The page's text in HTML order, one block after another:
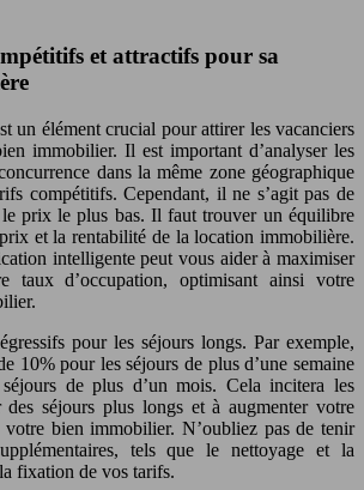
et attractifs pour sa
un élément crucial pour attirer les vacanciers
immobilier. Il est important d’analyser les
dans la même zone géographique
compétitifs. Cependant, il ne s’agit pas de
le prix le plus bas. Il faut trouver un équilibre
et la rentabilité de la location immobilière.
intelligente peut vous aider à maximiser
taux d’occupation, optimisant ainsi votre
pour les séjours longs. Par exemple,
10% pour les séjours de plus d’une semaine
de plus d’un mois. Cela incitera les
des séjours plus longs et à augmenter votre
votre bien immobilier. N’oubliez pas de tenir
tels que le nettoyage et la
fixation de vos tarifs.